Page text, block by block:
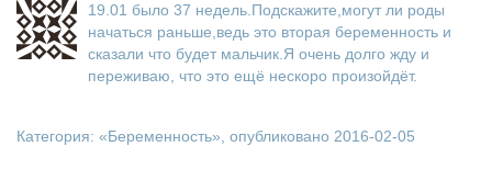
19.01 было 37 недель.Подскажите,могут ли роды
начаться раньше,ведь это вторая беременность и
сказали что будет мальчик.Я очень долго жду и
переживаю, что это ещё нескоро произойдёт.
Категория: «Беременность», опубликовано 2016-02-05